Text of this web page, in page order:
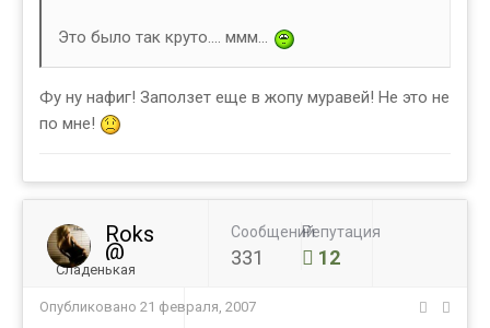
Это было так круто.... ммм...
Фу ну нафиг! Заползет еще в жопу муравей! Не это не
по мне!
Roks
@
Сладенькая
Сообщений
331
Репутация
12
Опубликовано 21 февраля, 2007